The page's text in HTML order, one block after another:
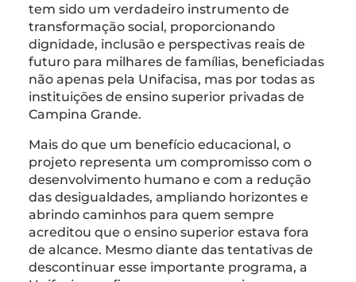
tem sido um verdadeiro instrumento de
transformação social, proporcionando
dignidade, inclusão e perspectivas reais de
futuro para milhares de famílias, beneficiadas
não apenas pela Unifacisa, mas por todas as
instituições de ensino superior privadas de
Campina Grande.
Mais do que um benefício educacional, o
projeto representa um compromisso com o
desenvolvimento humano e com a redução
das desigualdades, ampliando horizontes e
abrindo caminhos para quem sempre
acreditou que o ensino superior estava fora
de alcance. Mesmo diante das tentativas de
descontinuar esse importante programa, a